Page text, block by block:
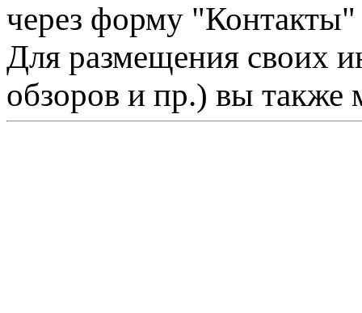
через форму "Контакты"
Для размещения своих
обзоров и пр.) вы также